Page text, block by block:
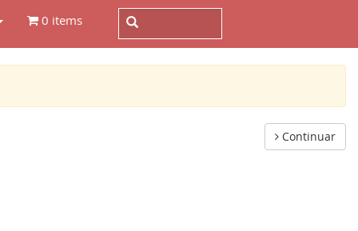
0 items
Continuar